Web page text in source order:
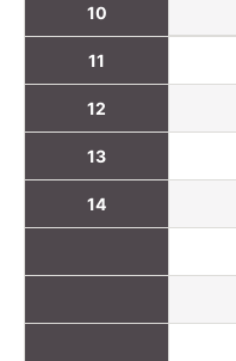
10
11
12
13
14